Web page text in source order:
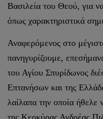
Βασιλεία του Θεού, για
όπως χαρακτηριστικά
Αναφερόμενος στο
πανηγυρίζουμε,
του Αγίου Σπυρίδωνος
Επτανήσων και της
λαίλαπα την οποία ήθελε
της Κερκύρας Ανδρέας